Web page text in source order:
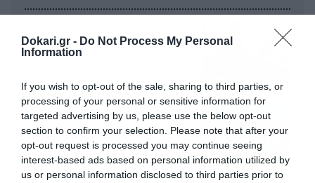
Dokari.gr - Do Not Process My Personal
Information
If you wish to opt-out of the sale, sharing to third parties, or
processing of your personal or sensitive information for
targeted advertising by us, please use the below opt-out
section to confirm your selection. Please note that after your
opt-out request is processed you may continue seeing
interest-based ads based on personal information utilized by
us or personal information disclosed to third parties prior to
γιορτάζουν σήμερα; Χρόνια
Πολλά
Πρεμιέρα στην Ολλανδία, την
Πορτογαλία και τη Β’
Γερμανίας με πολλές
στοιχηματικές επιλογές από
το ΠΑΜΕ ΣΤΟΙΧΗΜΑ
07/08/2026 16:41